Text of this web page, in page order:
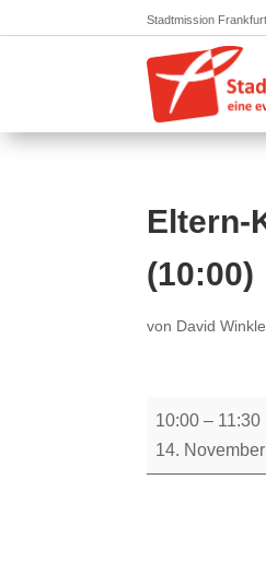
Stadtmission
Eltern-
(10:00)
von David
Eltern-
Kind-
Kreis
10:00 – 11:30
14.